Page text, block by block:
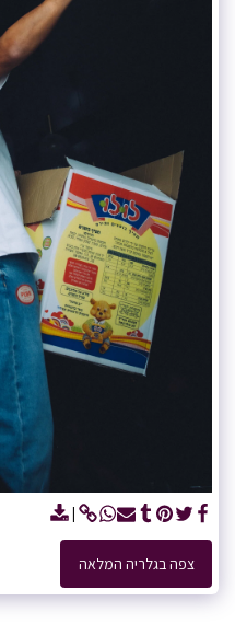
צפה בגלריה המלאה